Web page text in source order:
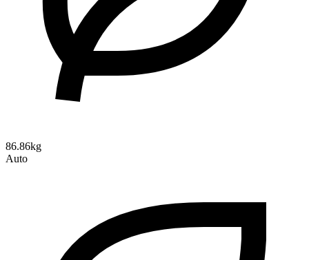
86.86kg
Auto